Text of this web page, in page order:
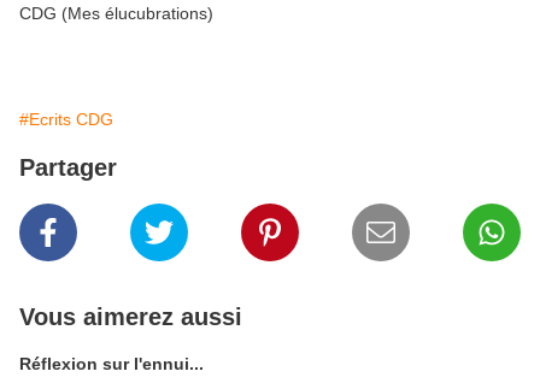
CDG (Mes élucubrations)
#Ecrits CDG
Partager
Vous aimerez aussi
Réflexion sur l'ennui...